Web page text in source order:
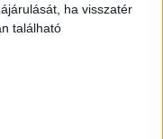
ha visszatér
található